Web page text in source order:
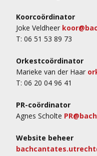
Koorcoördinator
Joke Veldheer
T: 06 51 53 89 73
Orkestcoördinator
Marieke van der Haar
T: 06 20 04 96 41
PR-coördinator
Agnes Scholte
Website beheer